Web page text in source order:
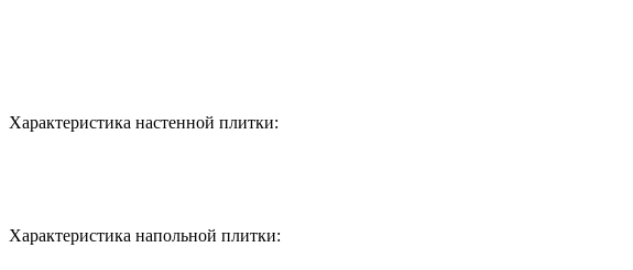
Характеристика настенной плитки:
Характеристика напольной плитки: